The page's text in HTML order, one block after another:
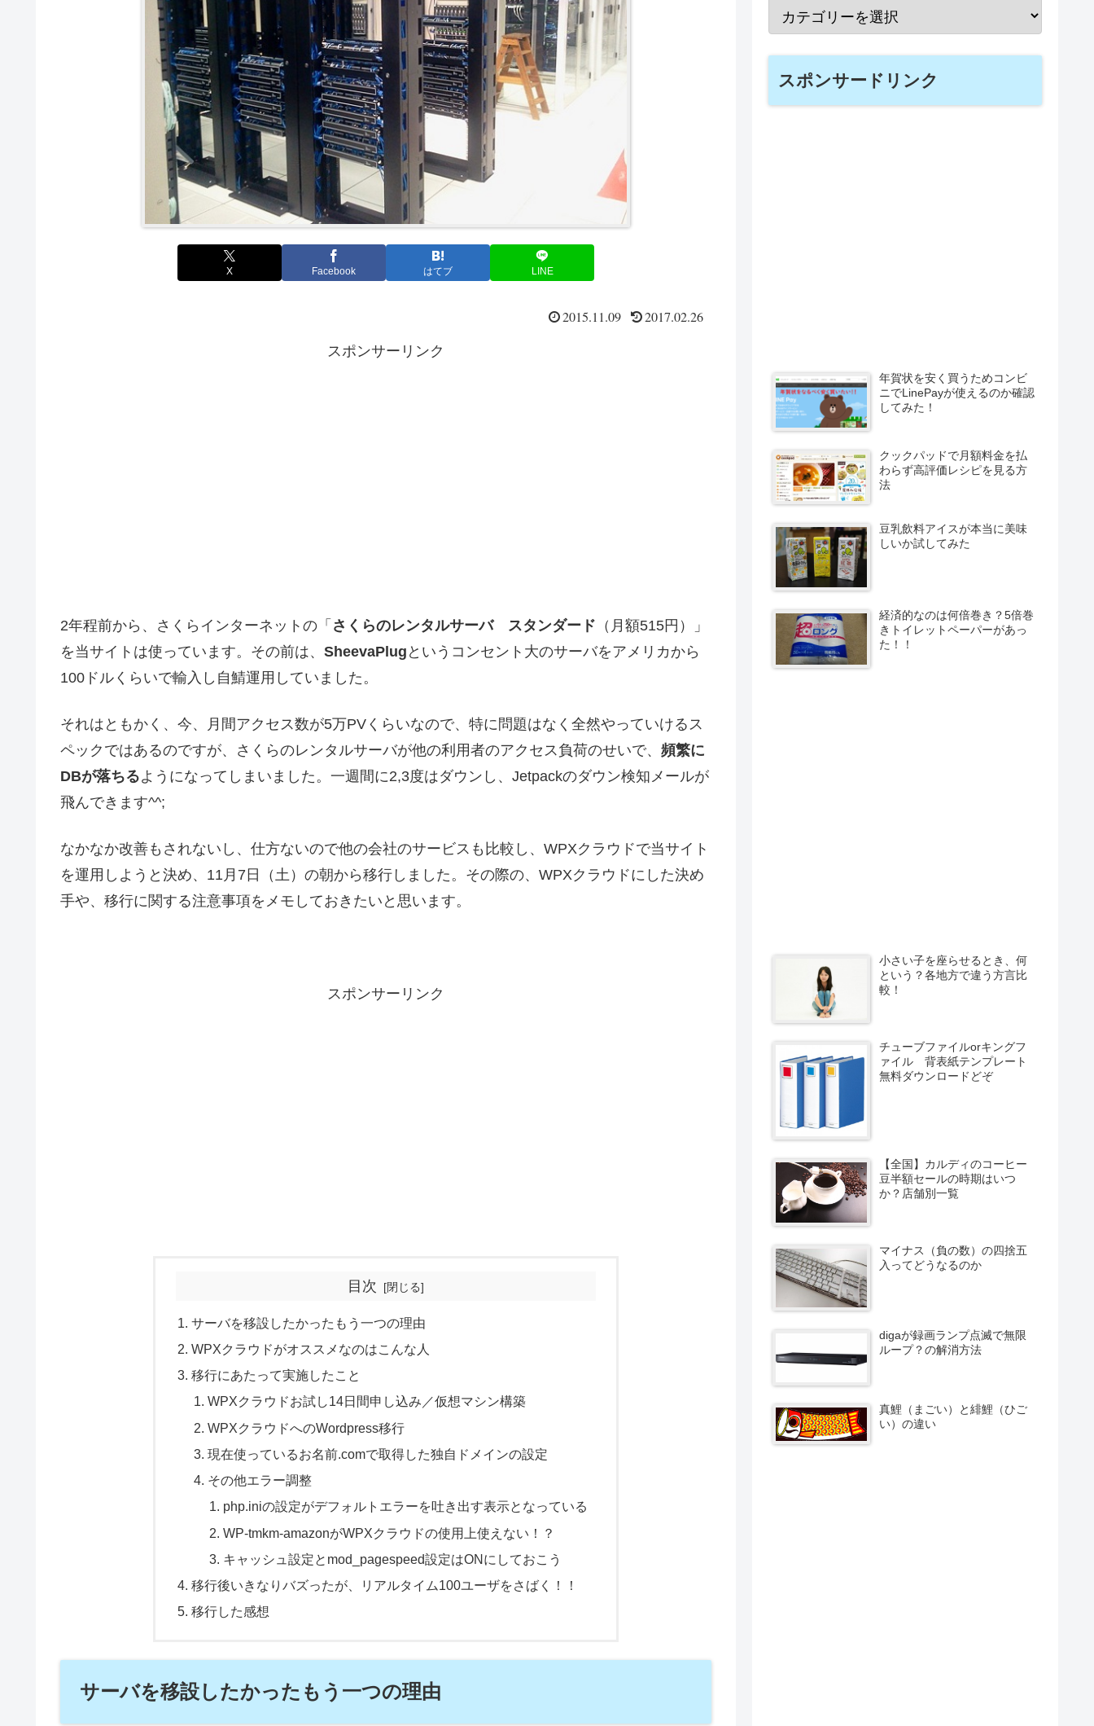
X Facebook はてブ LINE
2015.11.09 2017.02.26
スポンサーリンク
2年程前から、さくらインターネットの「 さくらのレンタルサーバ スタンダード （月額515円）」
を当サイトは使っています。その前は、 SheevaPlug というコンセント大のサーバをアメリカから
100ドルくらいで輸入し自鯖運用していました。
それはともかく、今、月間アクセス数が5万PVくらいなので、特に問題はなく全然やっていけるス
ペックではあるのですが、さくらのレンタルサーバが他の利用者のアクセス負荷のせいで、 頻繁に
DBが落ちるようになってしまいました。一週間に2,3度はダウンし、Jetpackのダウン検知メールが
飛んできます^^;
なかなか改善もされないし、仕方ないので他の会社のサービスも比較し、WPXクラウドで当サイト
を運用しようと決め、11月7日（土）の朝から移行しました。その際の、WPXクラウドにした決め
手や、移行に関する注意事項をメモしておきたいと思います。
スポンサーリンク
目次
サーバを移設したかったもう一つの理由
WPXクラウドがオススメなのはこんな人
移行にあたって実施したこと
WPXクラウドお試し14日間申し込み／仮想マシン構築
WPXクラウドへのWordpress移行
現在使っているお名前.comで取得した独自ドメインの設定
その他エラー調整
php.iniの設定がデフォルトエラーを吐き出す表示となっている
WP-tmkm-amazonがWPXクラウドの使用上使えない！？
キャッシュ設定とmod_pagespeed設定はONにしておこう
移行後いきなりバズったが、リアルタイム100ユーザをさばく！！
移行した感想
サーバを移設したかったもう一つの理由
スポンサードリンク
年賀状を安く買うためコンビ
ニでLinePayが使えるのか確認
してみた！
クックパッドで月額料金を払
わらず高評価レシピを見る方
法
豆乳飲料アイスが本当に美味
しいか試してみた
経済的なのは何倍巻き？5倍巻
きトイレットペーパーがあっ
た！！
小さい子を座らせるとき、何
という？各地方で違う方言比
較！
チューブファイルorキングフ
ァイル 背表紙テンプレート
無料ダウンロードどぞ
【全国】カルディのコーヒー
豆半額セールの時期はいつ
か？店舗別一覧
マイナス（負の数）の四捨五
入ってどうなるのか
digaが録画ランプ点滅で無限
ループ？の解消方法
真鯉（まごい）と緋鯉（ひご
い）の違い